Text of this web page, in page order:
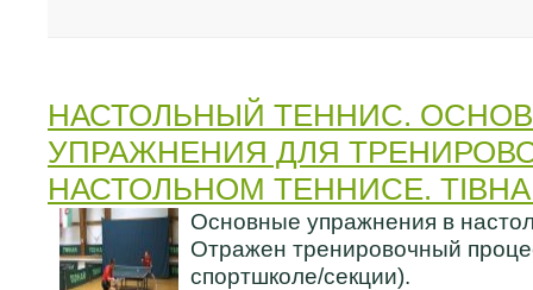
НАСТОЛЬНЫЙ ТЕННИС.
УПРАЖНЕНИЯ ДЛЯ
НАСТОЛЬНОМ ТЕННИСЕ.
Основные упражнения в
Отражен тренировочный
спортшколе/секции).